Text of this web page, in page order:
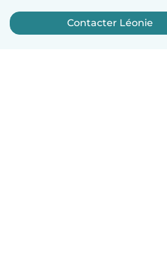
Contacter Léonie